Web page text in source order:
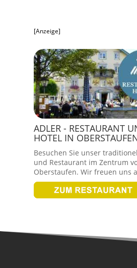
[Anzeige]
ADLER - RESTAURANT
HOTEL IN
Besuchen Sie unser
und Restaurant im Zentrum
Oberstaufen. Wir freuen uns